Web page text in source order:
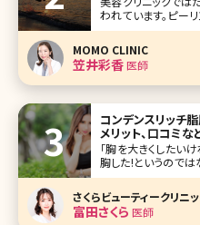
われています。ピー
タイムや痛みが少な
かと思います。 ひとえにピーリングといってもシミでお悩み
の方、ニキビでお悩み
MOMO CLINIC
笠井彩香医師
コンデンスリッチ
メリット、口コミな
「胸を大きくしたい
胸した!というのでは
人から注目を集めて
見た目や手触りが自
メリットがあると言
方法なのか、デメ
さくらビューティークリニ
富田さくら 医師